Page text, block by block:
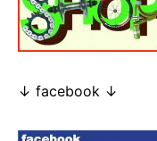
↓ facebook ↓